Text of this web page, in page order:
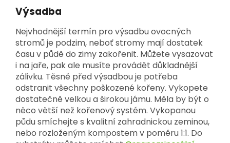
Výsadba
Nejvhodnější termín pro výsadbu ovocných
stromů je podzim, neboť stromy mají dostatek
času v půdě do zimy zakořenit. Můžete vysazovat
i na jaře, pak ale musíte provádět důkladnější
zálivku. Těsně před výsadbou je potřeba
odstranit všechny poškozené kořeny. Vykopete
dostatečně velkou a širokou jámu. Měla by být o
něco větší než kořenový systém. Vykopanou
půdu smíchejte s kvalitní zahradnickou zeminou,
nebo rozloženým kompostem v poměru 1:1. Do